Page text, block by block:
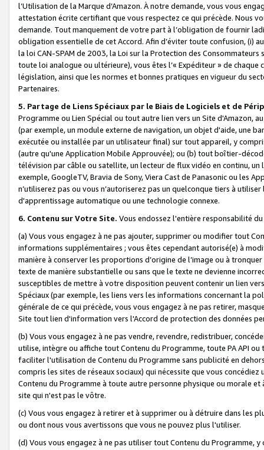
l’Utilisation de la Marque d’Amazon. À notre demande, vous vous
attestation écrite certifiant que vous respectez ce qui précède. Nous
demande. Tout manquement de votre part à l’obligation de fournir
obligation essentielle de cet Accord. Afin d’éviter toute confusion, (i)
la loi CAN-SPAM de 2003, la Loi sur la Protection des
toute loi analogue ou ultérieure), vous êtes l’« Expéditeur » de
législation, ainsi que les normes et bonnes pratiques en vigueur du
Partenaires.
5. Partage de Liens Spéciaux par le Biais de Logiciels et de
Programme ou Lien Spécial ou tout autre lien vers un Site d'Amazon,
(par exemple, un module externe de navigation, un objet d'aide, une
exécutée ou installée par un utilisateur final) sur tout appareil, y
(autre qu'une Application Mobile Approuvée); ou (b) tout boîtier-
télévision par câble ou satellite, un lecteur de flux vidéo en continu,
exemple, GoogleTV, Bravia de Sony, Viera Cast de Panasonic ou les
n’utiliserez pas ou vous n’autoriserez pas un quelconque tiers à
d'apprentissage automatique ou une technologie connexe.
6. Contenu sur Votre Site. Vous endossez l'entière responsabilité
(a) Vous vous engagez à ne pas ajouter, supprimer ou modifier tout
informations supplémentaires ; vous êtes cependant autorisé(e) à
manière à conserver les proportions d’origine de l’image ou à
texte de manière substantielle ou sans que le texte ne devienne
susceptibles de mettre à votre disposition peuvent contenir un lien
Spéciaux (par exemple, les liens vers les informations concernant la
générale de ce qui précède, vous vous engagez à ne pas retirer,
Site tout lien d'information vers l'Accord de protection des données
(b) Vous vous engagez à ne pas vendre, revendre, redistribuer,
utilise, intègre ou affiche tout Contenu du Programme, toute PA API
faciliter l'utilisation de Contenu du Programme sans publicité en
compris les sites de réseaux sociaux) qui nécessite que vous
Contenu du Programme à toute autre personne physique ou morale
site qui n'est pas le vôtre.
(c) Vous vous engagez à retirer et à supprimer ou à détruire dans les
ou dont nous vous avertissons que vous ne pouvez plus l'utiliser.
(d) Vous vous engagez à ne pas utiliser tout Contenu du Programme,